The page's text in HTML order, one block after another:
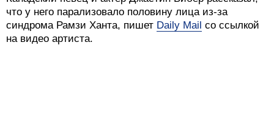
синдрома Рамзи Ханта, пишетDaily Mail со ссылкой
на видео артиста.